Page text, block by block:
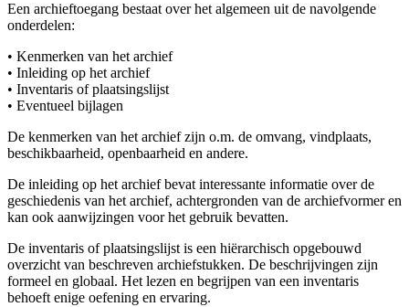
Een archieftoegang bestaat over het algemeen uit de navolgende
onderdelen:
• Kenmerken van het archief
• Inleiding op het archief
• Inventaris of plaatsingslijst
• Eventueel bijlagen
De kenmerken van het archief zijn o.m. de omvang, vindplaats,
beschikbaarheid, openbaarheid en andere.
De inleiding op het archief bevat interessante informatie over de
geschiedenis van het archief, achtergronden van de archiefvormer en
kan ook aanwijzingen voor het gebruik bevatten.
De inventaris of plaatsingslijst is een hiërarchisch opgebouwd
overzicht van beschreven archiefstukken. De beschrijvingen zijn
formeel en globaal. Het lezen en begrijpen van een inventaris
behoeft enige oefening en ervaring.